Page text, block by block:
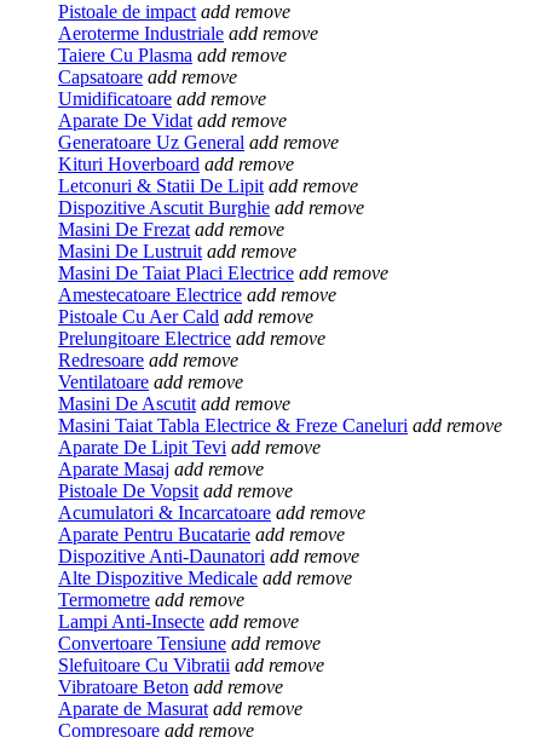
Pistoale de impact add remove
Aeroterme Industriale add remove
Taiere Cu Plasma add remove
Capsatoare add remove
Umidificatoare add remove
Aparate De Vidat add remove
Generatoare Uz General add remove
Kituri Hoverboard add remove
Letconuri & Statii De Lipit add remove
Dispozitive Ascutit Burghie add remove
Masini De Frezat add remove
Masini De Lustruit add remove
Masini De Taiat Placi Electrice add remove
Amestecatoare Electrice add remove
Pistoale Cu Aer Cald add remove
Prelungitoare Electrice add remove
Redresoare add remove
Ventilatoare add remove
Masini De Ascutit add remove
Masini Taiat Tabla Electrice & Freze Caneluri add remove
Aparate De Lipit Tevi add remove
Aparate Masaj add remove
Pistoale De Vopsit add remove
Acumulatori & Incarcatoare add remove
Aparate Pentru Bucatarie add remove
Dispozitive Anti-Daunatori add remove
Alte Dispozitive Medicale add remove
Termometre add remove
Lampi Anti-Insecte add remove
Convertoare Tensiune add remove
Slefuitoare Cu Vibratii add remove
Vibratoare Beton add remove
Aparate de Masurat add remove
Compresoare add remove